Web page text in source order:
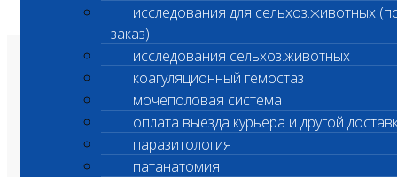
исследования для сельхоз.животных
заказ)
исследования сельхоз.животных
коагуляционный гемостаз
мочеполовая система
оплата выезда курьера и другой
паразитология
патанатомия
О лаборатории
Анализы и цены
Ветеринарные центры
Владельцам
Врачам и клиникам
Бланки лаборатории
Банк донорской крови
Адреса лабораторий